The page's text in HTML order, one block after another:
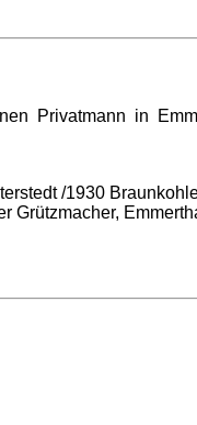
Privatmann in
/1930